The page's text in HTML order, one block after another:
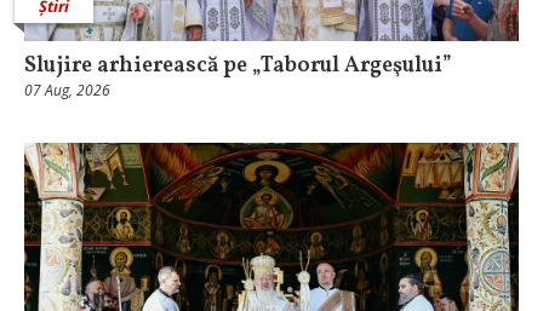
Știri
Slujire arhierească pe „Taborul Argeşului”
07 Aug, 2026